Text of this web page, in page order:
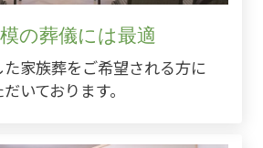
の葬儀には最適
家族葬をご希望される方に
いております。